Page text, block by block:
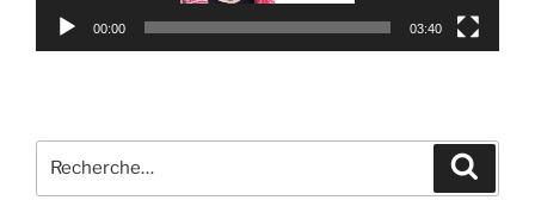
00:00 03:40
Recherche